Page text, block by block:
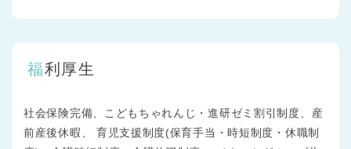
福利厚生
社会保険完備、こどもちゃれんじ・進研ゼミ割引制度、産
前産後休暇、 育児支援制度(保育手当・時短制度・休職制